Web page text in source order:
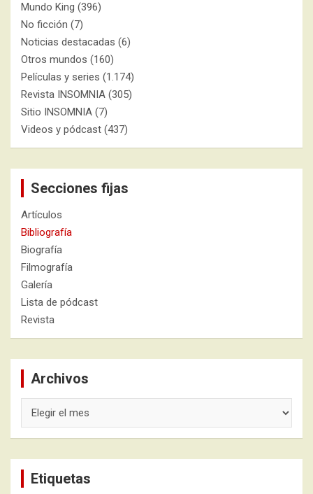
Mundo King (396)
No ficción (7)
Noticias destacadas (6)
Otros mundos (160)
Películas y series (1.174)
Revista INSOMNIA (305)
Sitio INSOMNIA (7)
Videos y pódcast (437)
Secciones fijas
Artículos
Bibliografía
Biografía
Filmografía
Galería
Lista de pódcast
Revista
Archivos
Etiquetas